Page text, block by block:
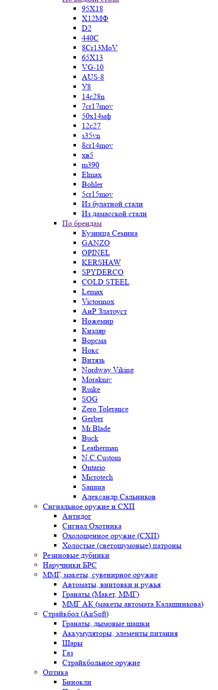
95Х18
Х12МФ
D2
440C
8Cr13MoV
65Х13
VG-10
AUS-8
У8
14c28n
7cr17mov
50х14мф
12c27
s35vn
8cr14mov
хв5
m390
Elmax
Bohler
5cr15mov
Из булатной стали
Из дамасской стали
По брендам
Кузница Семина
GANZO
OPINEL
KERSHAW
SPYDERCO
COLD STEEL
Lemax
Victorinox
АиР Златоуст
Ножемир
Кизляр
Ворсма
Нокс
Витязь
Nordway Viking
Morakniv
Ruike
SOG
Zero Tolerance
Gerber
Mr.Blade
Buck
Leatherman
N.C.Custom
Ontario
Microtech
Samura
Александр Сальников
Сигнальное оружие и СХП
Антидог
Сигнал Охотника
Охолощенное оружие (СХП)
Холостые (светошумовые) патроны
Резиновые дубинки
Наручники БРС
ММГ, макеты, сувенирное оружие
Автоматы, винтовки и ружья
Гранаты (Макет, ММГ)
ММГ АК (макеты автомата Калашникова)
Страйкбол (AirSoft)
Гранаты, дымовые шашки
Аккумуляторы, элементы питания
Шары
Газ
Страйкбольное оружие
Оптика
Бинокли